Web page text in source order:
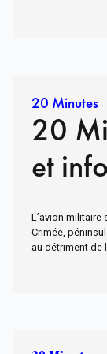
20 Minutes
20
et
L’avion militaire
Crimée,
au détriment de